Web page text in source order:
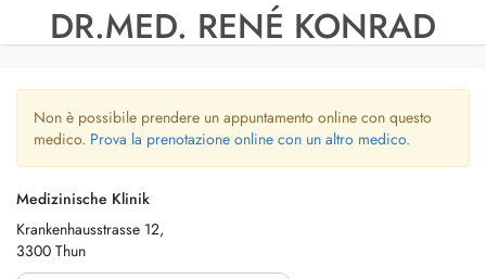
DR.MED. RENÉ KONRAD
Non è possibile prendere un appuntamento online con questo
medico. Prova la prenotazione online con un altro medico.
Medizinische Klinik
Krankenhausstrasse 12,
3300 Thun